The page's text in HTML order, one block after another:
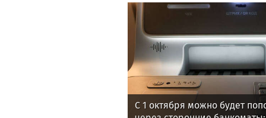
С 1 октября можно будет